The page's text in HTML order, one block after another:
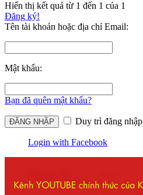
Hiển thị kết quả từ 1 đến 1 của 1
Đăng ký!
Tên tài khoản hoặc địa chỉ Email:
Mật khẩu:
Bạn đã quên mật khẩu?
Duy trì đăng nhập
Login with Facebook